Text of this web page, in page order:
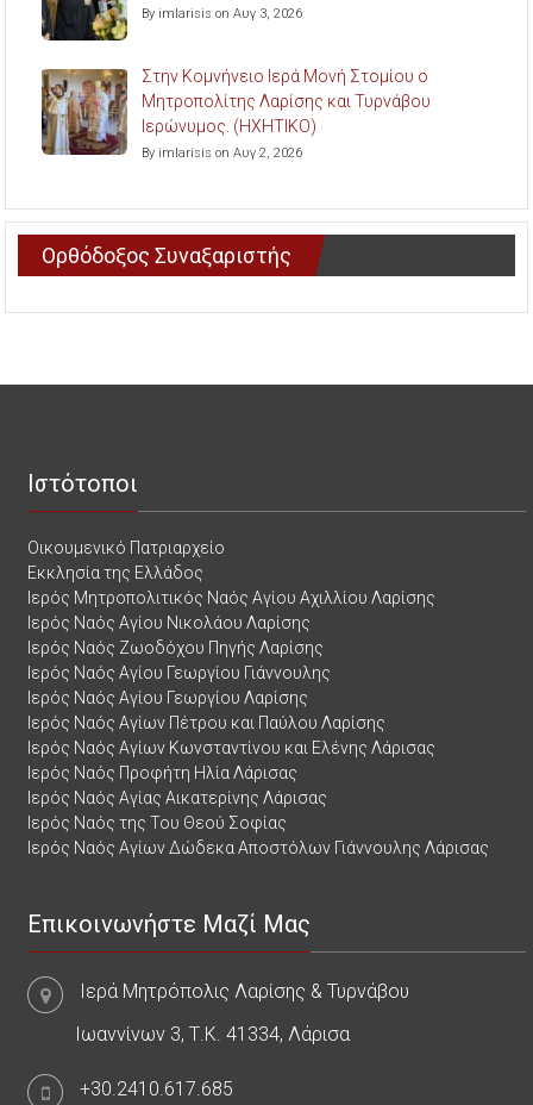
By imlarisis on Αυγ 3, 2026
Στην Κομνήνειο Ιερά Μονή Στομίου ο
Μητροπολίτης Λαρίσης και Τυρνάβου
Ιερώνυμος. (ΗΧΗΤΙΚΟ)
By imlarisis on Αυγ 2, 2026
Ορθόδοξος Συναξαριστής
Ιστότοποι
Οικουμενικό Πατριαρχείο
Εκκλησία της Ελλάδος
Ιερός Μητροπολιτικός Ναός Αγίου Αχιλλίου Λαρίσης
Ιερός Ναός Αγίου Νικολάου Λαρίσης
Ιερός Ναός Ζωοδόχου Πηγής Λαρίσης
Ιερός Ναός Αγίου Γεωργίου Γιάννουλης
Ιερός Ναός Αγίου Γεωργίου Λαρίσης
Ιερός Ναός Αγίων Πέτρου και Παύλου Λαρίσης
Ιερός Ναός Αγίων Κωνσταντίνου και Ελένης Λάρισας
Ιερός Ναός Προφήτη Ηλία Λάρισας
Ιερός Ναός Αγίας Αικατερίνης Λάρισας
Ιερός Ναός της Του Θεού Σοφίας
Ιερός Ναός Αγίων Δώδεκα Αποστόλων Γιάννουλης Λάρισας
Επικοινωνήστε Μαζί Μας
Ιερά Μητρόπολις Λαρίσης & Τυρνάβου
Ιωαννίνων 3, Τ.Κ. 41334, Λάρισα
+30.2410.617.685